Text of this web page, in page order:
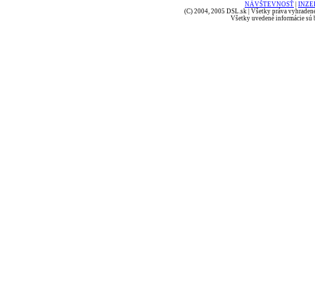
NÁVŠTEVNOSŤ
(C) 2004, 2005 DSL.sk | Všetky práva
Všetky uvedené informácie sú